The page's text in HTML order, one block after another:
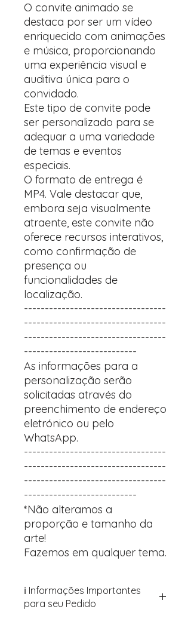
O convite animado se
destaca por ser um vídeo
enriquecido com animações
e música, proporcionando
uma experiência visual e
auditiva única para o
convidado.
Este tipo de convite pode
ser personalizado para se
adequar a uma variedade
de temas e eventos
especiais.
O formato de entrega é
MP4. Vale destacar que,
embora seja visualmente
atraente, este convite não
oferece recursos interativos,
como confirmação de
presença ou
funcionalidades de
localização.
----------------------------------
----------------------------------
----------------------------------
---------------------------
As informações para a
personalização serão
solicitadas através do
preenchimento de endereço
eletrónico ou pelo
WhatsApp.
----------------------------------
----------------------------------
----------------------------------
---------------------------
*Não alteramos a
proporção e tamanho da
arte!
Fazemos em qualquer tema.
ℹ️ Informações Importantes
para seu Pedido